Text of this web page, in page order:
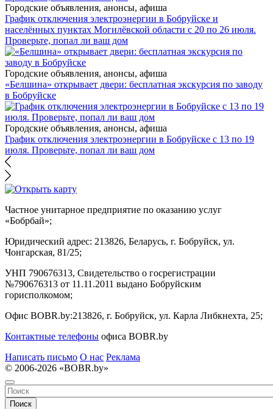
Городские объявления, анонсы, афиша
График отключения электроэнергии в Бобруйске и
населённых пунктах Могилёвской области с 20 по 26 июля.
Проверьте, попал ли ваш дом
Городские объявления, анонсы, афиша
«Белшина» открывает двери: бесплатная экскурсия по заводу
в Бобруйске
Городские объявления, анонсы, афиша
График отключения электроэнергии в Бобруйске с 13 по 19
июля. Проверьте, попал ли ваш дом
Частное унитарное предприятие по оказанию услуг
«Бобрбай»;
Юридический адрес: 213826, Беларусь, г. Бобруйск, ул.
Чонгарская, 81/25;
УНП 790676313, Свидетельство о госрегистрации
№790676313 от 11.11.2011 выдано Бобруйским
горисполкомом;
Офис BOBR.by:213826, г. Бобруйск, ул. Карла Либкнехта, 25;
Контактные телефоны офиса BOBR.by
Написать письмо О нас Реклама
© 2006-2026 «BOBR.by»
Поиск